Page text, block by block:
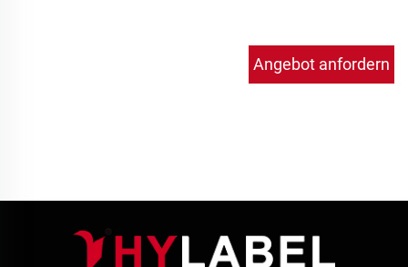
Angebot anfordern